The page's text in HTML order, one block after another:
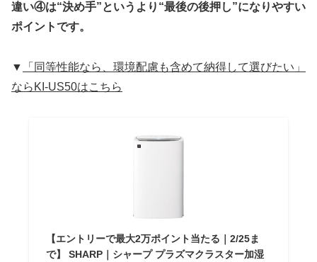
違い④は“決め手”というより“最後の後押し”になりやすい
ポイントです。
▼
「同等性能なら、環境配慮も含めて納得して選びたい」
ならKI-US50はこちら
【エントリーで最大2万ポイント当たる｜2/25ま
で】 SHARP｜シャープ プラズマクラスター加湿